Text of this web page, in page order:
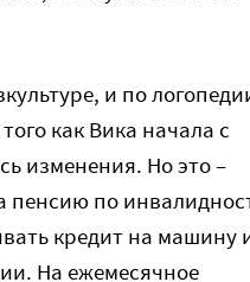
и по
как Вика начала с
изменения. Но это –
пенсию по
кредит на машину
На ежемесячное